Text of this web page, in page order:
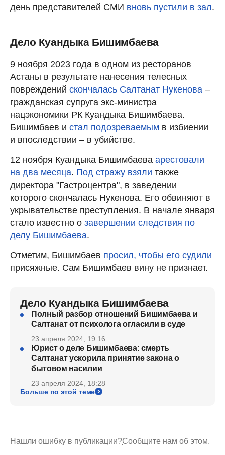
день представителей СМИ вновь пустили в зал.
Дело Куандыка Бишимбаева
9 ноября 2023 года в одном из ресторанов
Астаны в результате нанесения телесных
повреждений скончалась Салтанат Нукенова –
гражданская супруга экс-министра
нацэкономики РК Куандыка Бишимбаева.
Бишимбаев и стал подозреваемым в избиении
и впоследствии – в убийстве.
12 ноября Куандыка Бишимбаева арестовали
на два месяца. Под стражу взяли также
директора "Гастроцентра", в заведении
которого скончалась Нукенова. Его обвиняют в
укрывательстве преступления. В начале января
стало известно о завершении следствия по
делу Бишимбаева.
Отметим, Бишимбаев просил, чтобы его судили
присяжные. Сам Бишимбаев вину не признает.
Дело Куандыка Бишимбаева
Полный разбор отношений Бишимбаева и
Салтанат от психолога огласили в суде
23 апреля 2024, 19:16
Юрист о деле Бишимбаева: смерть
Салтанат ускорила принятие закона о
бытовом насилии
23 апреля 2024, 18:28
Больше по этой теме
Нашли ошибку в публикации?Сообщите нам об этом.